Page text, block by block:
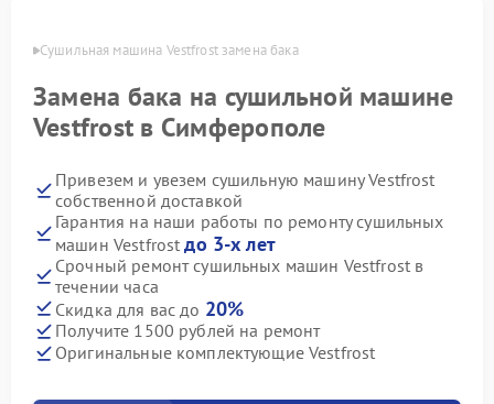
Сушильная машина Vestfrost замена бака
Замена бака на сушильной машине
Vestfrost в Симферополе
Привезем и увезем сушильную машину Vestfrost
собственной доставкой
Гарантия на наши работы по ремонту сушильных
машин Vestfrostдо 3-х лет
Срочный ремонт сушильных машин Vestfrost в
течении часа
Скидка для вас до 20%
Получите 1500 рублей на ремонт
Оригинальные комплектующие Vestfrost